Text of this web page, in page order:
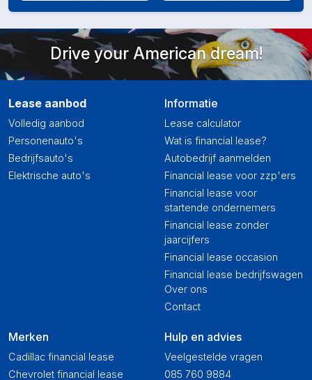
Drive your American dream!
Lease aanbod
Volledig aanbod
Personenauto's
Bedrijfsauto's
Elektrische auto's
Merken
Cadillac financial lease
Chevrolet financial lease
Informatie
Lease calculator
Wat is financial lease?
Autobedrijf aanmelden
Financial lease voor zzp'ers
Financial lease voor
startende ondernemers
Financial lease zonder
jaarcijfers
Financial lease occasion
Financial lease bedrijfswagen
Over ons
Contact
Hulp en advies
Veelgestelde vragen
085 760 9884